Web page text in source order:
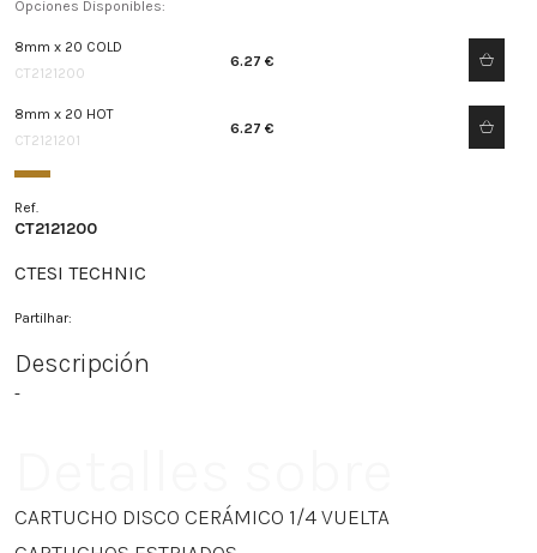
Opciones Disponibles:
8mm x 20 COLD
CT2121200
6.27 €
8mm x 20 HOT
CT2121201
6.27 €
Ref.
CT2121200
CTESI TECHNIC
Partilhar:
Descripción
-
CARTUCHO DISCO CERÁMICO 1/4 VUELTA